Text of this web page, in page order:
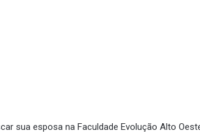
sua esposa na Faculdade Evolução Alto